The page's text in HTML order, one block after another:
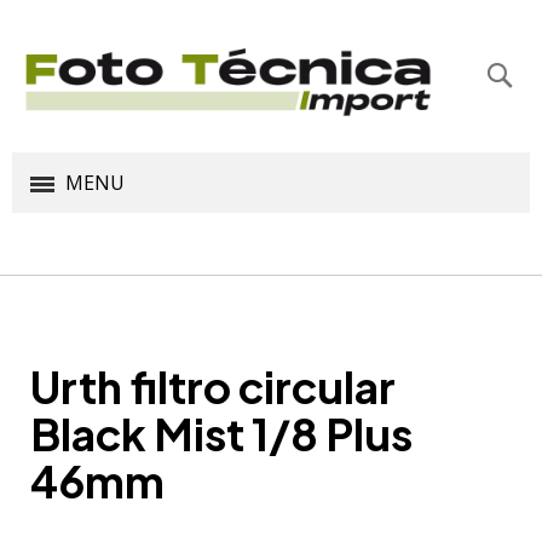
MENU
Urth filtro circular
Black Mist 1/8 Plus
46mm